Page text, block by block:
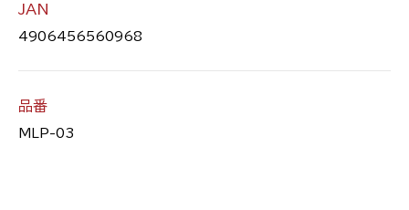
JAN
4906456560968
品番
MLP-03